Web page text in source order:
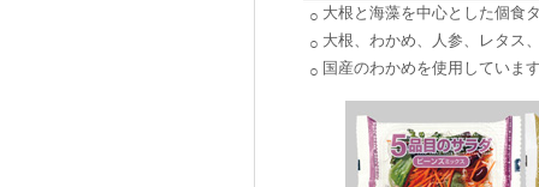
○ 大根と海藻を中心とした個食
○ 大根、わかめ、人参、レタス
○ 国産のわかめを使用していま